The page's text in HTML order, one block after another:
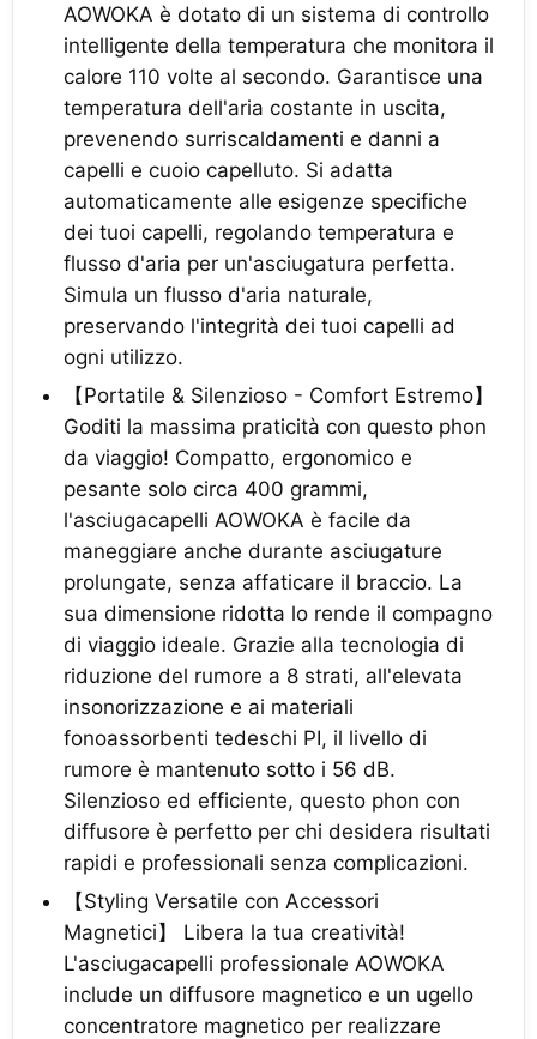
AOWOKA è dotato di un sistema di controllo
intelligente della temperatura che monitora il
calore 110 volte al secondo. Garantisce una
temperatura dell'aria costante in uscita,
prevenendo surriscaldamenti e danni a
capelli e cuoio capelluto. Si adatta
automaticamente alle esigenze specifiche
dei tuoi capelli, regolando temperatura e
flusso d'aria per un'asciugatura perfetta.
Simula un flusso d'aria naturale,
preservando l'integrità dei tuoi capelli ad
ogni utilizzo.
【Portatile & Silenzioso - Comfort Estremo】
Goditi la massima praticità con questo phon
da viaggio! Compatto, ergonomico e
pesante solo circa 400 grammi,
l'asciugacapelli AOWOKA è facile da
maneggiare anche durante asciugature
prolungate, senza affaticare il braccio. La
sua dimensione ridotta lo rende il compagno
di viaggio ideale. Grazie alla tecnologia di
riduzione del rumore a 8 strati, all'elevata
insonorizzazione e ai materiali
fonoassorbenti tedeschi PI, il livello di
rumore è mantenuto sotto i 56 dB.
Silenzioso ed efficiente, questo phon con
diffusore è perfetto per chi desidera risultati
rapidi e professionali senza complicazioni.
【Styling Versatile con Accessori
Magnetici】 Libera la tua creatività!
L'asciugacapelli professionale AOWOKA
include un diffusore magnetico e un ugello
concentratore magnetico per realizzare